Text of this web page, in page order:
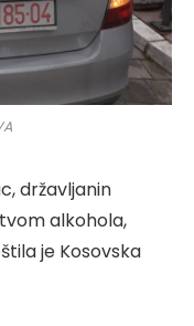
državljanin
alkohola,
je Kosovska